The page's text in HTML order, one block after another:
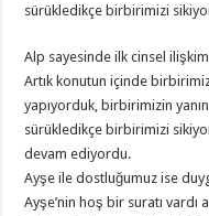
sürükledikçe birbirimizi
Alp sayesinde ilk cinsel
Artık konutun içinde
yapıyorduk, birbirimizin
sürükledikçe birbirimizi
devam ediyordu.
Ayşe ile dostluğumuz ise
Ayşe’nin hoş bir suratı vardı